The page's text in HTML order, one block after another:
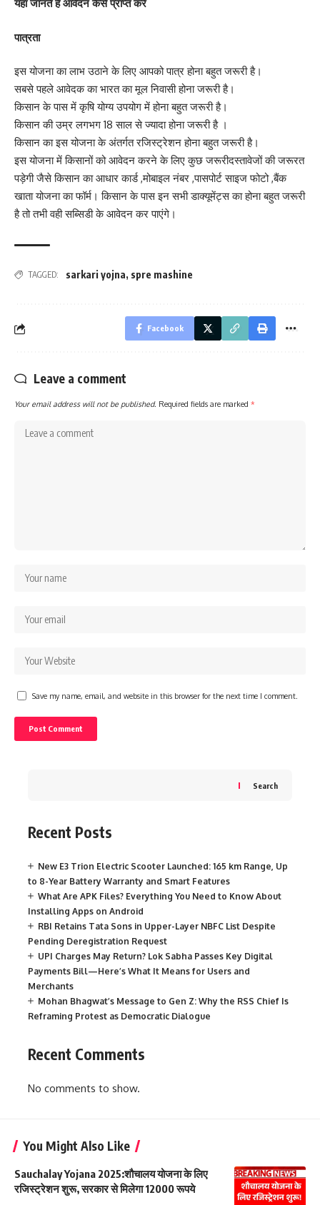
यहां जानते हैं आवेदन कैसे प्राप्त करें
पात्रता
इस योजना का लाभ उठाने के लिए आपको पात्र होना बहुत जरूरी है।
सबसे पहले आवेदक का भारत का मूल निवासी होना जरूरी है।
किसान के पास में कृषि योग्य उपयोग में होना बहुत जरूरी है।
किसान की उम्र लगभग 18 साल से ज्यादा होना जरूरी है ।
किसान का इस योजना के अंतर्गत रजिस्ट्रेशन होना बहुत जरूरी है।
इस योजना में किसानों को आवेदन करने के लिए कुछ जरूरीदस्तावेजों की जरूरत
पड़ेगी जैसे किसान का आधार कार्ड ,मोबाइल नंबर ,पासपोर्ट साइज फोटो ,बैंक
खाता योजना का फॉर्म। किसान के पास इन सभी डाक्यूमेंट्स का होना बहुत जरूरी
है तो तभी वही सब्सिडी के आवेदन कर पाएंगे।
TAGGED: sarkari yojna, spre mashine
Facebook
Leave a comment
Your email address will not be published. Required fields are marked *
Save my name, email, and website in this browser for the next time I comment.
Search
Recent Posts
New E3 Trion Electric Scooter Launched: 165 km Range, Up
to 8-Year Battery Warranty and Smart Features
What Are APK Files? Everything You Need to Know About
Installing Apps on Android
RBI Retains Tata Sons in Upper-Layer NBFC List Despite
Pending Deregistration Request
UPI Charges May Return? Lok Sabha Passes Key Digital
Payments Bill—Here’s What It Means for Users and
Merchants
Mohan Bhagwat’s Message to Gen Z: Why the RSS Chief Is
Reframing Protest as Democratic Dialogue
Recent Comments
No comments to show.
You Might Also Like
Sauchalay Yojana 2025:शौचालय योजना के लिए
रजिस्ट्रेशन शुरू, सरकार से मिलेगा 12000 रूपये